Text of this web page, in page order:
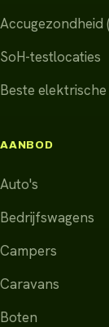
Accugezondheid
SoH-testlocaties
Beste
AANBOD
Auto's
Bedrijfswagens
Campers
Caravans
Boten